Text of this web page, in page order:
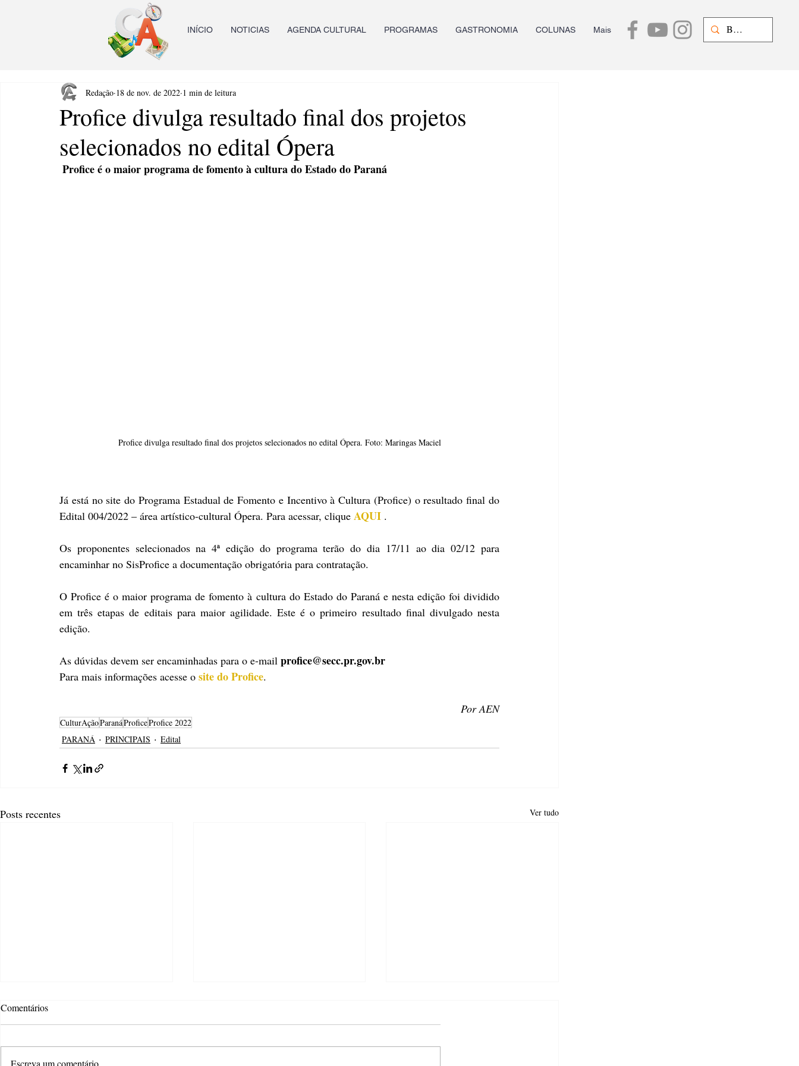
INÍCIO NOTICIAS AGENDA CULTURAL PROGRAMAS GASTRONOMIA COLUNAS Mais
Profice divulga resultado final dos projetos
selecionados no edital Ópera
Redação 18 de nov. de 2022 1 min de leitura
Profice é o maior programa de fomento à cultura do Estado do Paraná
Profice divulga resultado final dos projetos selecionados no edital Ópera. Foto: Maringas Maciel
Já está no site do Programa Estadual de Fomento e Incentivo à Cultura (Profice) o resultado final do
Edital 004/2022 – área artístico-cultural Ópera. Para acessar, clique AQUI .
Os proponentes selecionados na 4ª edição do programa terão do dia 17/11 ao dia 02/12 para
encaminhar no SisProfice a documentação obrigatória para contratação.
O Profice é o maior programa de fomento à cultura do Estado do Paraná e nesta edição foi dividido
em três etapas de editais para maior agilidade. Este é o primeiro resultado final divulgado nesta
edição.
As dúvidas devem ser encaminhadas para o e-mail profice@secc.pr.gov.br
Para mais informações acesse o site do Profice.
Por AEN
CulturAçãoParanáProficeProfice 2022
PARANÁ
PRINCIPAIS Edital
Posts recentes Ver tudo
Comentários
Escreva um comentário